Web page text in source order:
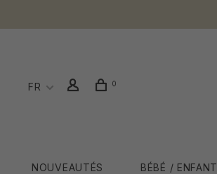
FR 0
NOUVEAUTÉS BÉBÉ / ENFANT